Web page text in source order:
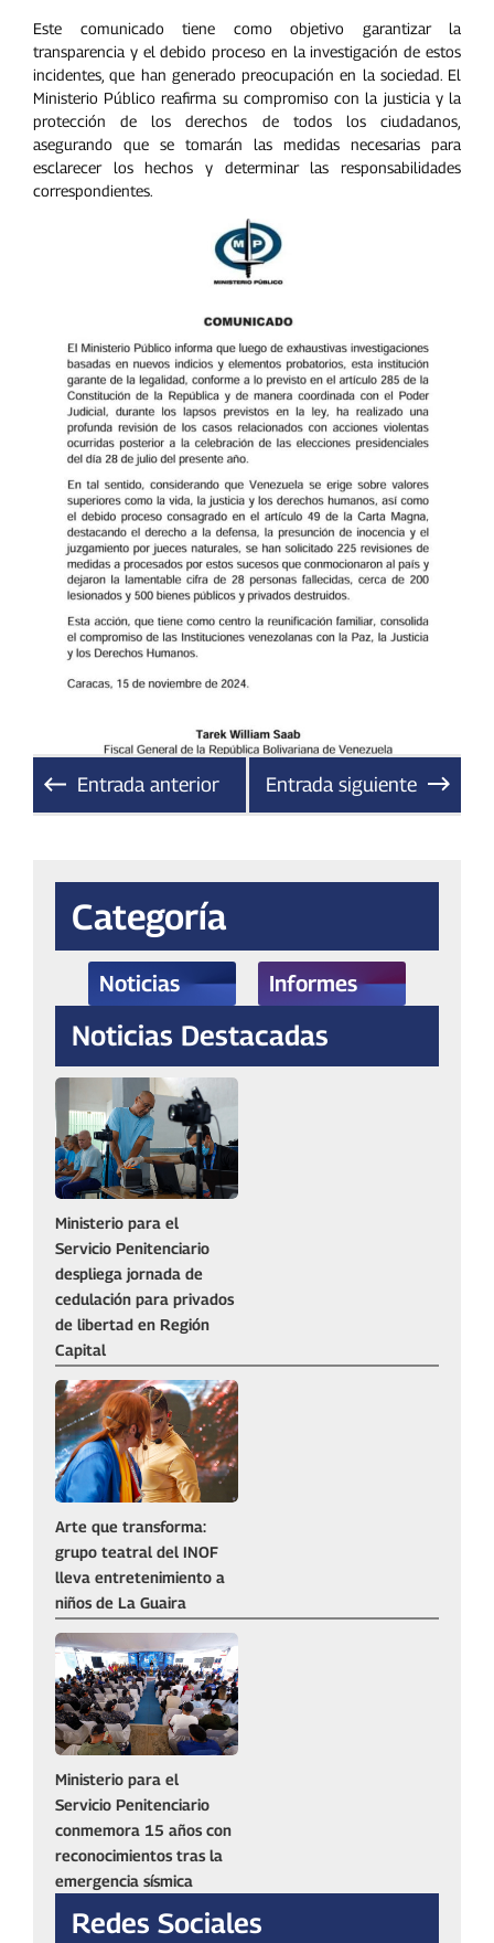
Este comunicado tiene como objetivo garantizar la
transparencia y el debido proceso en la investigación de estos
incidentes, que han generado preocupación en la sociedad. El
Ministerio Público reafirma su compromiso con la justicia y la
protección de los derechos de todos los ciudadanos,
asegurando que se tomarán las medidas necesarias para
esclarecer los hechos y determinar las responsabilidades
correspondientes.
Entrada anterior Entrada siguiente
Categoría
Noticias Informes
Noticias Destacadas
Ministerio para el
Servicio Penitenciario
despliega jornada de
cedulación para privados
de libertad en Región
Capital‎
Arte que transforma:
grupo teatral del INOF
lleva entretenimiento a
niños de La Guaira
Ministerio para el
Servicio Penitenciario
conmemora 15 años con
reconocimientos tras la
emergencia sísmica
Redes Sociales